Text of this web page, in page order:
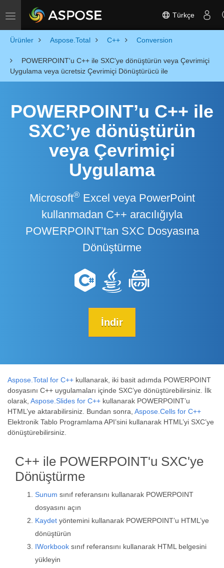
Toggle navigation Türkçe
Ürünler Aspose.Total C++ Conversion
POWERPOINT'u C++ ile SXC'ye dönüştürün veya Çevrimiçi
Uygulama veya ücretsiz Çevrimiçi Dönüştürücü ile
POWERPOINT’u C++ ile
SXC’ye dönüştürün
veya Çevrimiçi
Uygulama
Microsoft®Excel veya PowerPoint
kullanmadan C++ aracılığıyla
POWERPOINT’tan SXC Dosyasına
Dönüştürme
İndir
Aspose.Total for C++ kullanarak, iki basit adımda POWERPOINT
dosyasını C++ uygulamaları içinde SXC’ye dönüştürebilirsiniz. İlk
olarak, Aspose.Slides for C++ kullanarak POWERPOINT’u
HTML’ye aktarabilirsiniz. Bundan sonra, Aspose.Cells for C++
Elektronik Tablo Programlama API’sini kullanarak HTML’yi SXC’ye
dönüştürebilirsiniz.
C++ ile POWERPOINT'u SXC'ye
Dönüştürme
Sunum sınıf referansını kullanarak POWERPOINT
dosyasını açın
Kaydet yöntemini kullanarak POWERPOINT’u HTML’ye
dönüştürün
IWorkbook sınıf referansını kullanarak HTML belgesini
yükleyin